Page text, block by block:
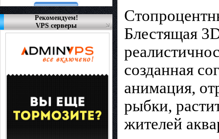
Рекомендуем!
VPS серверы
Блестящая
созданная
анимация,
рыбки,
жителей